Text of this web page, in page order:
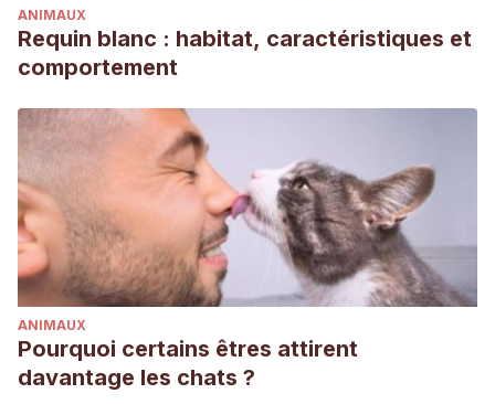
ANIMAUX
Requin blanc : habitat, caractéristiques et
comportement
ANIMAUX
Pourquoi certains êtres attirent
davantage les chats ?